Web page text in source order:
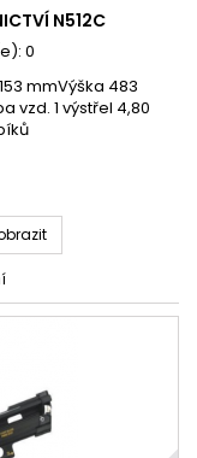
N512C
0
mmVýška 483
vzd. 1 výstřel 4,80